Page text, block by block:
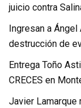
juicio contra
Ingresan a
destrucción de
Entrega Toño
CRECES en
Javier Lamarque